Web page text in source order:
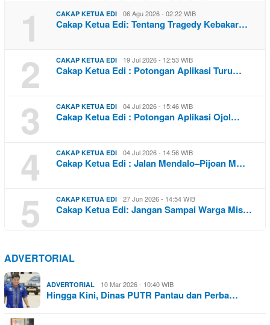
1 CAKAP KETUA EDI 06 Agu 2026 - 02:22 WIB
Cakap Ketua Edi: Tentang Tragedy Kebakar…
2 CAKAP KETUA EDI 19 Jul 2026 - 12:53 WIB
Cakap Ketua Edi : Potongan Aplikasi Turu…
3 CAKAP KETUA EDI 04 Jul 2026 - 15:46 WIB
Cakap Ketua Edi : Potongan Aplikasi Ojol…
4 CAKAP KETUA EDI 04 Jul 2026 - 14:56 WIB
Cakap Ketua Edi : Jalan Mendalo–Pijoan M…
5 CAKAP KETUA EDI 27 Jun 2026 - 14:54 WIB
Cakap Ketua Edi: Jangan Sampai Warga Mis…
ADVERTORIAL
ADVERTORIAL 10 Mar 2026 - 10:40 WIB
Hingga Kini, Dinas PUTR Pantau dan Perba…